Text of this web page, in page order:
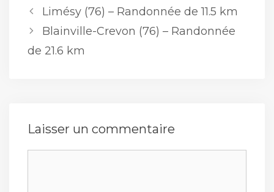
Limésy (76) – Randonnée de 11.5 km
Blainville-Crevon (76) – Randonnée
de 21.6 km
Laisser un commentaire